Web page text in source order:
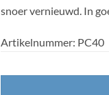
snoer vernieuwd. In
Artikelnummer: PC40